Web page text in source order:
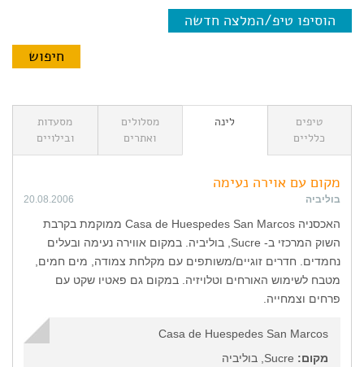
הוסיפו טיפ/המלצה חדשה
טיפים
כלליים
לינה
מסלולים
ואתרים
מסעדות
ובילויים
מקום עם אוירה נעימה
בוליביה 20.08.2006
האכסניה Casa de Huespedes San Marcos ממוקמת בקרבת
השוק המרכזי ב- Sucre, בוליביה. במקום אווירה נעימה ובעלים
נחמדים. חדרים זוגיים/משותפים עם מקלחת צמודה, מים חמים,
מטבח לשימוש האורחים וטלויזיה. במקום גם פאטיו שקט עם
פרחים וצמחייה.
Casa de Huespedes San Marcos
מקום: